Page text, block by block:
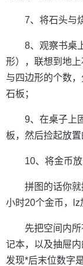
7、将石头与
8、观察书桌
形），联想到地
与四边形的个数
石板；
9、在桌子上
板，然后捡起放置
10、将金币
拼图的话你
小时20个金币，lz
先把空间内
记本，以及抽屉
发现*后末位数字